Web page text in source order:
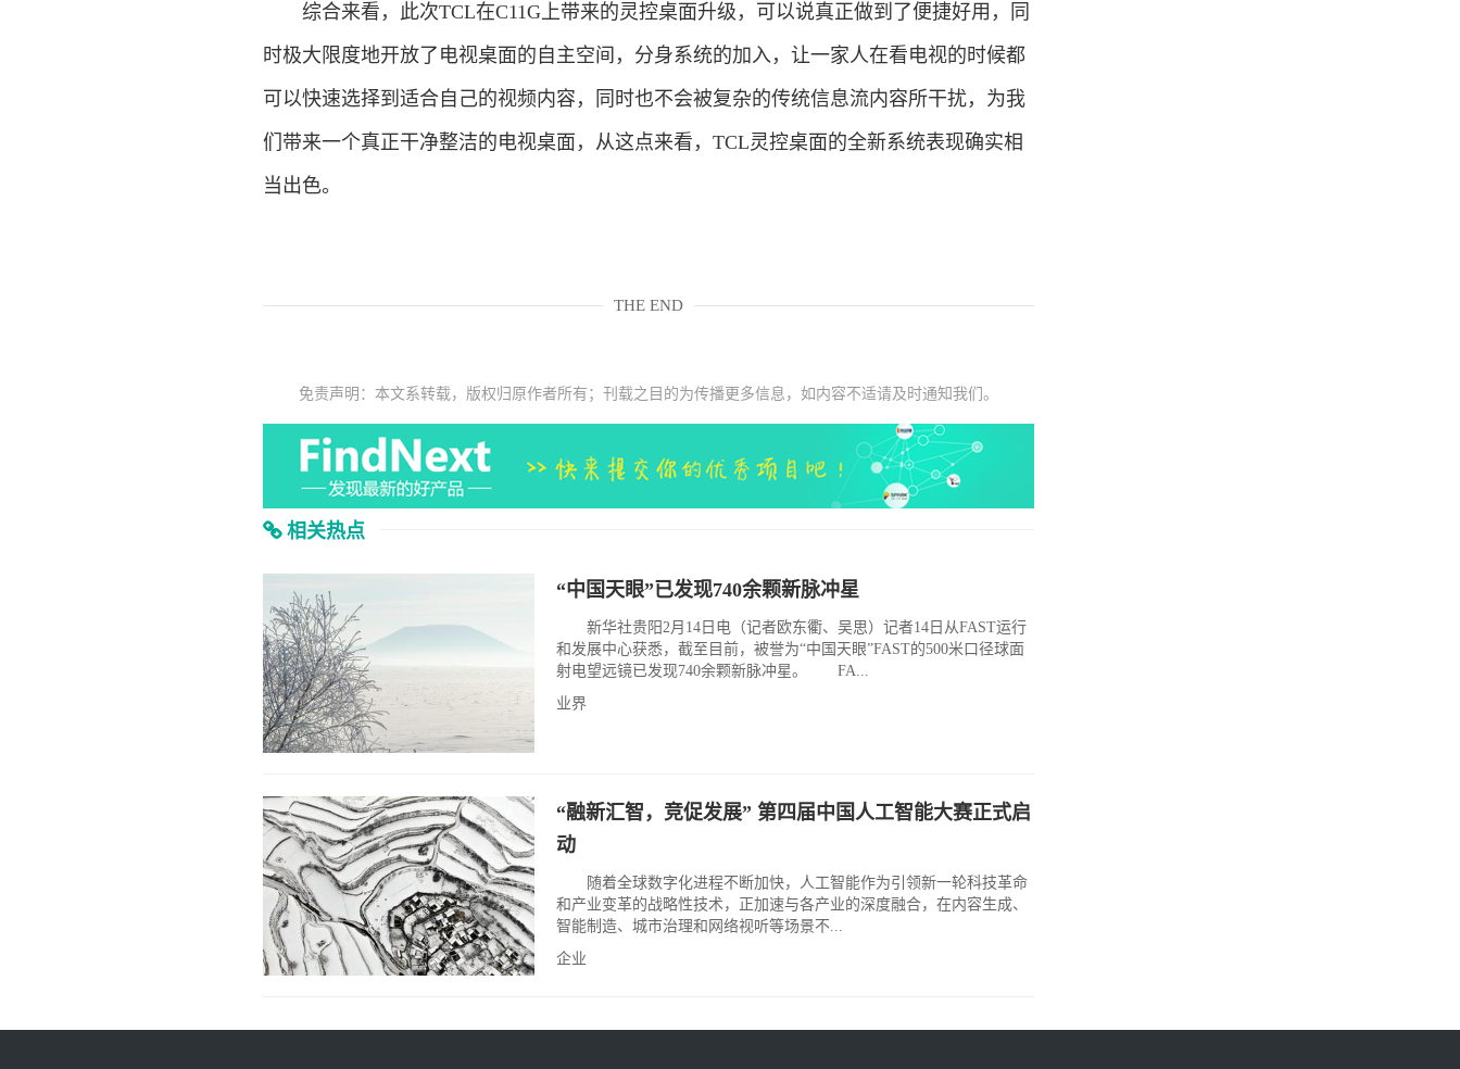
综合来看，此次TCL在C11G上带来的灵控桌面升级，可以说真正做到了便捷好用，同
时极大限度地开放了电视桌面的自主空间，分身系统的加入，让一家人在看电视的时候都
可以快速选择到适合自己的视频内容，同时也不会被复杂的传统信息流内容所干扰，为我
们带来一个真正干净整洁的电视桌面，从这点来看，TCL灵控桌面的全新系统表现确实相
当出色。
THE END
免责声明：本文系转载，版权归原作者所有；刊载之目的为传播更多信息，如内容不适请及时通知我们。
相关热点
“中国天眼”已发现740余颗新脉冲星
新华社贵阳2月14日电（记者欧东衢、吴思）记者14日从FAST运行
和发展中心获悉，截至目前，被誉为“中国天眼”FAST的500米口径球面
射电望远镜已发现740余颗新脉冲星。 FA...
业界
“融新汇智，竞促发展” 第四届中国人工智能大赛正式启
动
随着全球数字化进程不断加快，人工智能作为引领新一轮科技革命
和产业变革的战略性技术，正加速与各产业的深度融合，在内容生成、
智能制造、城市治理和网络视听等场景不...
企业